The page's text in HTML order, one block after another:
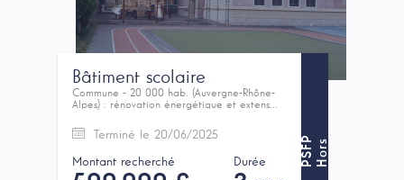
Bâtiment scolaire
Commune - 20 000 hab. (Auvergne-Rhône-
Alpes) : rénovation énergétique et extens...
Terminé le 20/06/2025
Montant recherché Durée H
o
r
s
P
S
F
P